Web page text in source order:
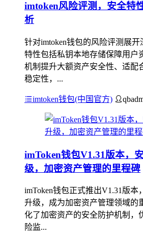
imtoken风险评测，安全特
析
针对imtoken钱包的风险评测展
特性包括私钥本地存储保障用户
机制提升大额资产安全性、适配
稳定性，...
imtoken钱包(中国官方)
imToken钱包V1.31版本，
级，加密资产管理的里程碑
imToken钱包正式推出V1.31版
升级，成为加密资产管理领域的
化了加密资产的安全防护机制，
险监...